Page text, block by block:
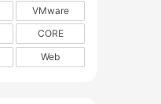
VMware
CORE
Web